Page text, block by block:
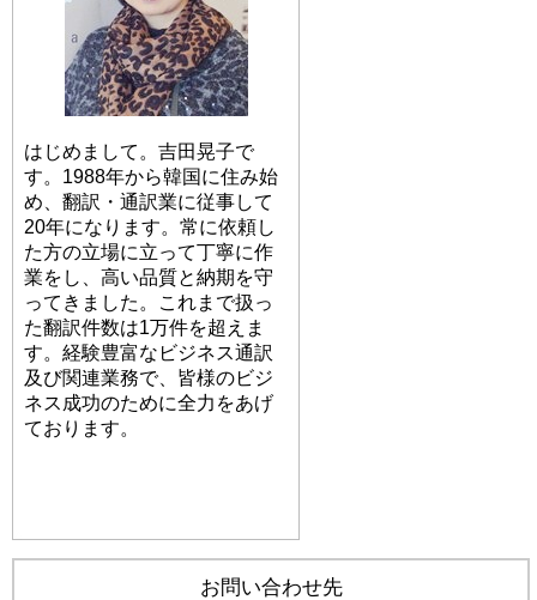
はじめまして。吉田晃子で
す。1988年から韓国に住み始
め、翻訳・通訳業に従事して
20年になります。常に依頼し
た方の立場に立って丁寧に作
業をし、高い品質と納期を守
ってきました。これまで扱っ
た翻訳件数は1万件を超えま
す。経験豊富なビジネス通訳
及び関連業務で、皆様のビジ
ネス成功のために全力をあげ
ております。
お問い合わせ先